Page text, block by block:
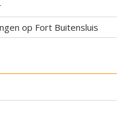
op Fort Buitensluis